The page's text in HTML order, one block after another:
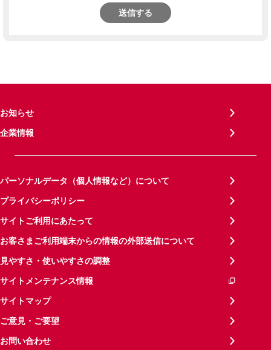
送信する
お知らせ
企業情報
パーソナルデータ（個人情報など）について
プライバシーポリシー
サイトご利用にあたって
お客さまご利用端末からの情報の外部送信について
見やすさ・使いやすさの調整
サイトメンテナンス情報
サイトマップ
ご意見・ご要望
お問い合わせ